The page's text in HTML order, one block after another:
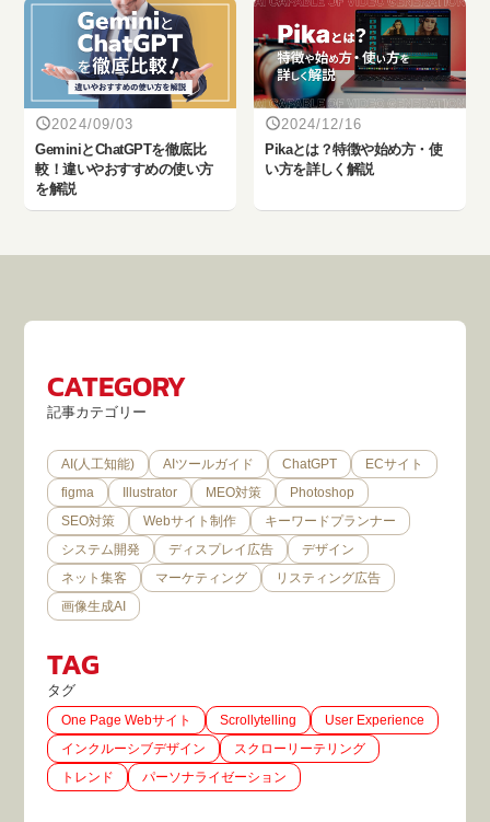
2024/09/03
‎GeminiとChatGPTを徹底比
較！違いやおすすめの使い方
を解説
2024/12/16
Pikaとは？特徴や始め方・使
い方を詳しく解説
CATEGORY
記事カテゴリー
AI(人工知能) AIツールガイド ChatGPT
ECサイト
figma
Illustrator MEO対策
Photoshop
SEO対策
Webサイト制作
キーワードプランナー
システム開発
ディスプレイ広告
デザイン
ネット集客
マーケティング
リスティング広告
画像生成AI
TAG
タグ
One Page Webサイト Scrollytelling
User Experience
インクルーシブデザイン
スクローリーテリング
トレンド
パーソナライゼーション